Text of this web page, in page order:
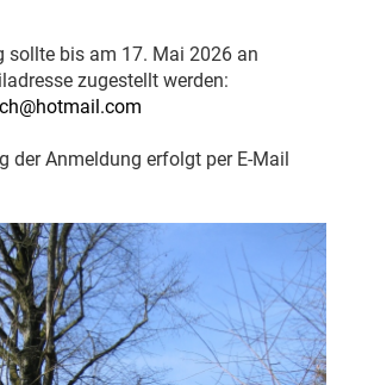
sollte bis am 17. Mai 2026 an
zugestellt werden:
der Anmeldung erfolgt per E-Mail